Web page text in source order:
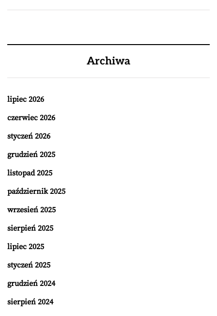
Archiwa
lipiec 2026
czerwiec 2026
styczeń 2026
grudzień 2025
listopad 2025
październik 2025
wrzesień 2025
sierpień 2025
lipiec 2025
styczeń 2025
grudzień 2024
sierpień 2024